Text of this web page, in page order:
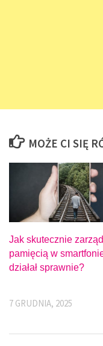
MOŻE CI SIĘ
Jak skutecznie
pamięcią w
działał sprawnie?
7 GRUDNIA, 2025